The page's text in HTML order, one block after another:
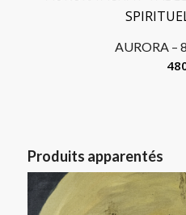
AURORA –
Produits apparentés